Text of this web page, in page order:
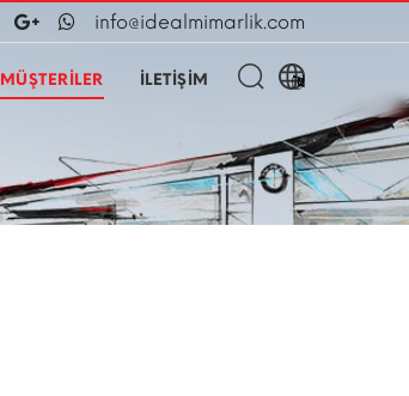
info@idealmimarlik.com
MÜŞTERİLER İLETİŞİM